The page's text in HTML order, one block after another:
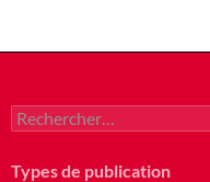
Rechercher :
Types de publication